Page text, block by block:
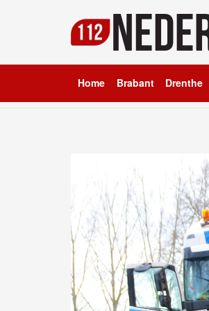
Home Brabant Drenthe